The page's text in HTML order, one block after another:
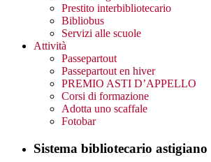
Prestito interbibliotecario
Bibliobus
Servizi alle scuole
Attività
Passepartout
Passepartout en hiver
PREMIO ASTI D’APPELLO
Corsi di formazione
Adotta uno scaffale
Fotobar
Sistema bibliotecario astigiano